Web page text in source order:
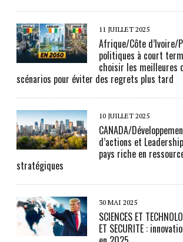
11 JUILLET 2025
Afrique/Côte d’Ivoire/
politiques à court
choisir les meilleures
scénarios pour éviter des regrets plus tard
10 JUILLET 2025
CANADA/
d’actions et
pays riche en
stratégiques
30 MAI 2025
SCIENCES ET
ET SECURITE :